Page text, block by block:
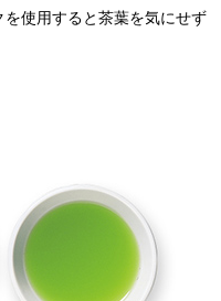
使用すると茶葉を気にせず